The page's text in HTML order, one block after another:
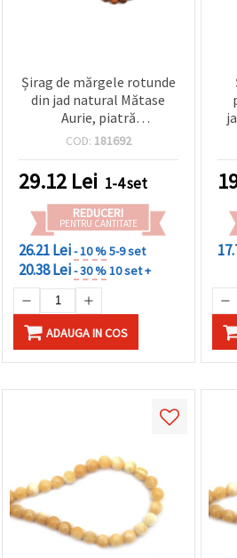
Șirag de mărgele rotunde
din jad natural Mătase
Aurie, piatră
semiprețioasă calitate A,
pentru bijuterii handmade
(brățări, coliere)
COD: 181692
29.12 Lei 1-4 set
REDUCERI
PENTRU CANTITATE
26.21 Lei- 10 %5-9 set
20.38 Lei- 30 %10 set +
ADAUGA IN COS